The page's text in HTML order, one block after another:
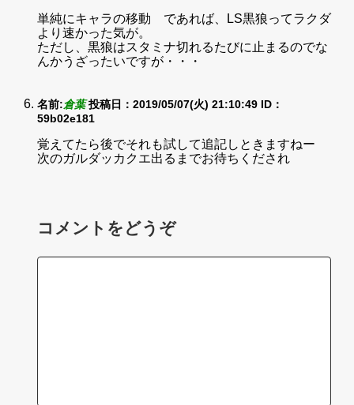
単純にキャラの移動 であれば、LS黒狼ってラクダ
より速かった気が。
ただし、黒狼はスタミナ切れるたびに止まるのでな
んかうざったいですが・・・
名前:倉葉 投稿日：2019/05/07(火) 21:10:49 ID：
59b02e181
覚えてたら後でそれも試して追記しときますねー
次のガルダッカクエ出るまでお待ちくだされ
コメントをどうぞ